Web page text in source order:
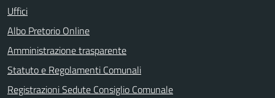
Uffici
Albo Pretorio Online
Amministrazione trasparente
Statuto e Regolamenti Comunali
Registrazioni Sedute Consiglio Comunale